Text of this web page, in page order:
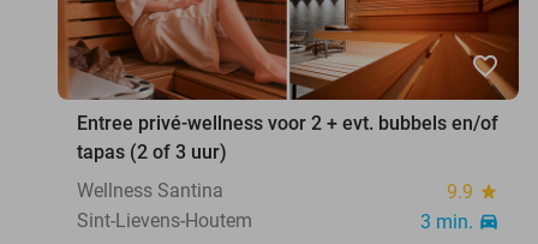
favorite_border
Entree privé-wellness voor 2 + evt. bubbels en/of
tapas (2 of 3 uur)
Wellness Santina
9.9 star
Sint-Lievens-Houtem 3 min. directions_car